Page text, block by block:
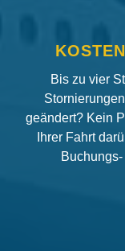
Bis zu vier
geändert? Kein
Ihrer Fahrt